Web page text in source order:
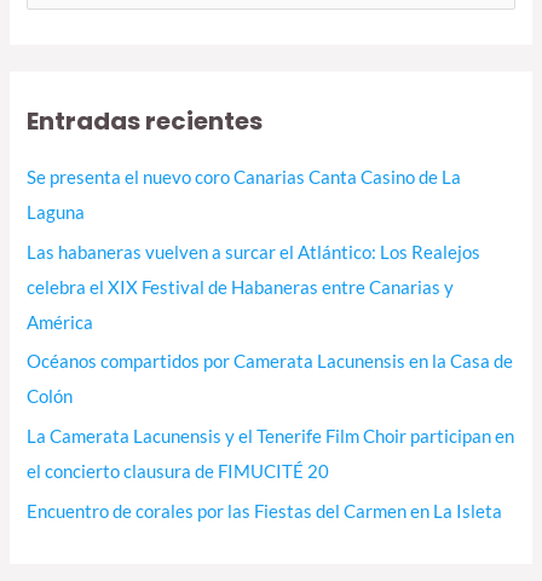
a
Entradas recientes
Se presenta el nuevo coro Canarias Canta Casino de La
Laguna
Las habaneras vuelven a surcar el Atlántico: Los Realejos
celebra el XIX Festival de Habaneras entre Canarias y
América
Océanos compartidos por Camerata Lacunensis en la Casa de
Colón
La Camerata Lacunensis y el Tenerife Film Choir participan en
el concierto clausura de FIMUCITÉ 20
Encuentro de corales por las Fiestas del Carmen en La Isleta